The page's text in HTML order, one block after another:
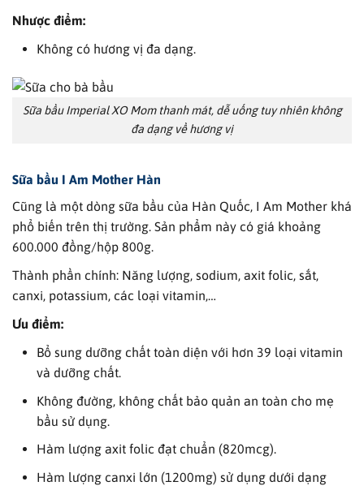
Nhược điểm:
Không có hương vị đa dạng.
Sữa bầu Imperial XO Mom thanh mát, dễ uống tuy nhiên không
đa dạng về hương vị
Sữa bầu I Am Mother​ Hàn
Cũng là một dòng sữa bầu của Hàn Quốc, I Am Mother​ khá
phổ biến trên thị trường. Sản phẩm này có giá khoảng
600.000 đồng/hộp 800g.
Thành phần chính: Năng lượng, sodium, axit folic, sắt,
canxi, potassium, các loại vitamin,…
Ưu điểm:
Bổ sung dưỡng chất toàn diện với hơn 39 loại vitamin
và dưỡng chất.
Không đường, không chất bảo quản an toàn cho mẹ
bầu sử dụng.
Hàm lượng axit folic đạt chuẩn (820mcg).
Hàm lượng canxi lớn (1200mg) sử dụng dưới dạng